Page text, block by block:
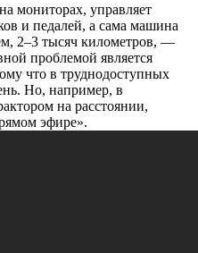
мониторах, управляет
и педалей, а сама машина
2–3 тысяч километров, —
проблемой является
что в труднодоступных
Но, например, в
на расстоянии,
эфире».